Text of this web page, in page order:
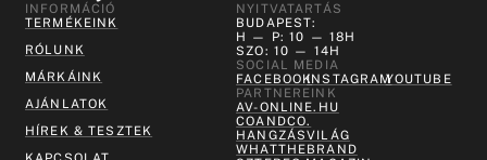
INFORMÁCIÓ
TERMÉKEINK
RÓLUNK
MÁRKÁINK
AJÁNLATOK
HÍREK & TESZTEK
NYITVATARTÁS
BUDAPEST:
H — P: 10 — 18H
SZO: 10 — 14H
SOCIAL MEDIA
FACEBOOKINSTAGRAMYOUTUBE
PARTNEREINK
AV-ONLINE.HU
COANDCO.
HANGZÁSVILÁG
WHATTHEBRAND